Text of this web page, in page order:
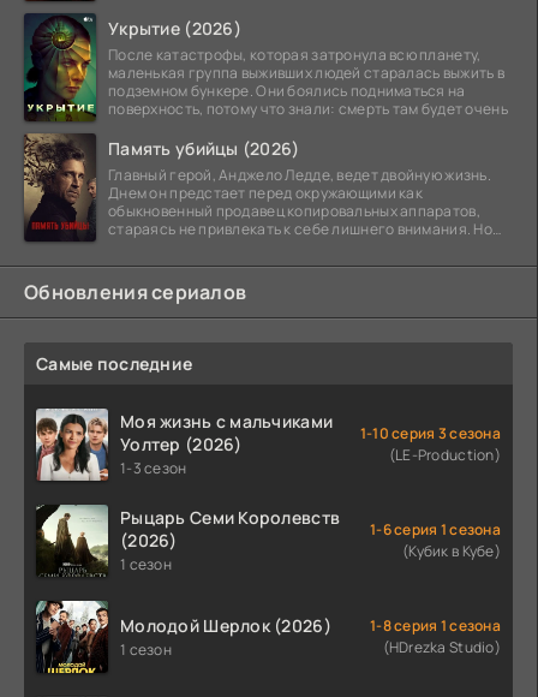
Укрытие (2026)
После катастрофы, которая затронула всю планету,
маленькая группа выживших людей старалась выжить в
подземном бункере. Они боялись подниматься на
поверхность, потому что знали: смерть там будет очень
Память убийцы (2026)
Главный герой, Анджело Ледде, ведет двойную жизнь.
Днем он предстает перед окружающими как
обыкновенный продавец копировальных аппаратов,
стараясь не привлекать к себе лишнего внимания. Но
Обновления сериалов
Самые последние
Моя жизнь с мальчиками
Уолтер (2026)
1-3 сезон
1-10 серия 3 сезона
(LE-Production)
Рыцарь Семи Королевств
(2026)
1 сезон
1-6 серия 1 сезона
(Кубик в Кубе)
Молодой Шерлок (2026)
1 сезон
1-8 серия 1 сезона
(HDrezka Studio)